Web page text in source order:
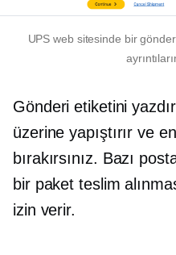
UPS web sitesinde bir
Gönderi etiketini
üzerine yapıştırır ve
bırakırsınız. Bazı
bir paket teslim
izin verir.